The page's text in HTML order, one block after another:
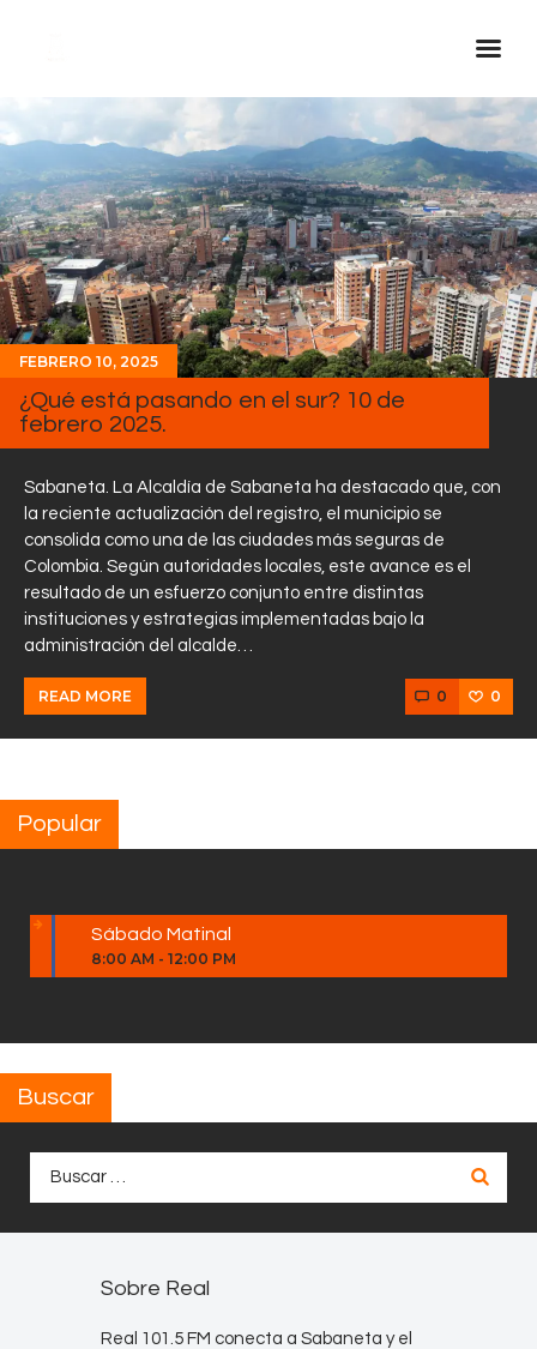
Inicio Real FM
Streaming
En Vivo
Descarga La APP
Programas
Noticias
Equipo
Sobre Nosotros
FEBRERO 10, 2025
¿Qué está pasando en el sur? 10 de
febrero 2025.
Sabaneta. La Alcaldía de Sabaneta ha destacado que, con
la reciente actualización del registro, el municipio se
consolida como una de las ciudades más seguras de
Colombia. Según autoridades locales, este avance es el
resultado de un esfuerzo conjunto entre distintas
instituciones y estrategias implementadas bajo la
administración del alcalde…
READ MORE 0 0
Popular
Sábado Matinal
8:00 AM - 12:00 PM
Buscar
Sobre Real
Real 101.5 FM conecta a Sabaneta y el